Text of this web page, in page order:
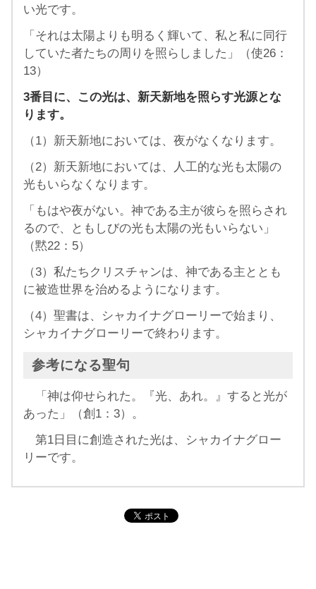
い光です。
「それは太陽よりも明るく輝いて、私と私に同行
していた者たちの周りを照らしました」（使26：
13）
3番目に、この光は、新天新地を照らす光源とな
ります。
（1）新天新地においては、夜がなくなります。
（2）新天新地においては、人工的な光も太陽の
光もいらなくなります。
「もはや夜がない。神である主が彼らを照らされ
るので、ともしびの光も太陽の光もいらない」
（黙22：5）
（3）私たちクリスチャンは、神である主ととも
に被造世界を治めるようになります。
（4）聖書は、シャカイナグローリーで始まり、
シャカイナグローリーで終わります。
参考になる聖句
「神は仰せられた。『光、あれ。』すると光が
あった」（創1：3）。
第1日目に創造された光は、シャカイナグロー
リーです。